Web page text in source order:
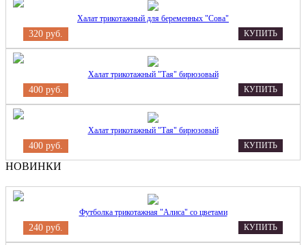
Халат трикотажный для беременных "Сова"
320 руб. КУПИТЬ
Халат трикотажный "Тая" бирюзовый
400 руб. КУПИТЬ
Халат трикотажный "Тая" бирюзовый
400 руб. КУПИТЬ
НОВИНКИ
Футболка трикотажная "Алиса" со цветами
240 руб. КУПИТЬ